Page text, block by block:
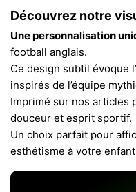
Découvrez notre
Une personnalisation
football anglais.
Ce design subtil évoque
inspirés de l’équipe
Imprimé sur nos articles
douceur et esprit sportif.
Un choix parfait pour
esthétisme à votre